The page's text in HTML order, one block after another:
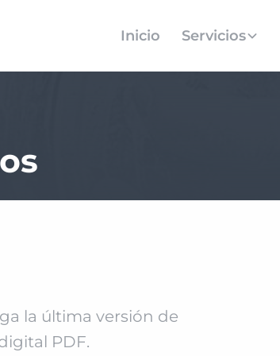
Inicio Servicios
la última versión de
PDF.